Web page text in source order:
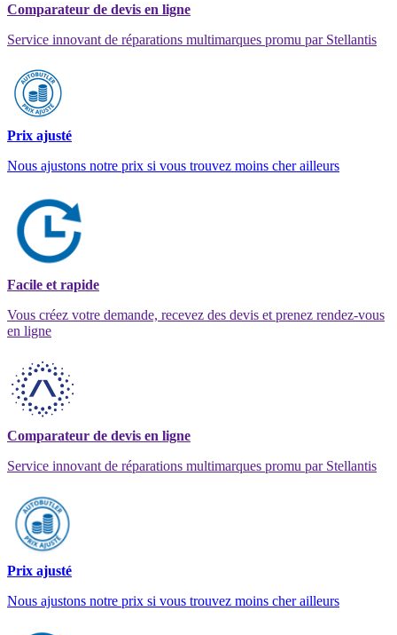
Comparateur de devis en ligne
Service innovant de réparations multimarques promu par Stellantis
Prix ajusté
Nous ajustons notre prix si vous trouvez moins cher ailleurs
Facile et rapide
Vous créez votre demande, recevez des devis et prenez rendez-vous
en ligne
Comparateur de devis en ligne
Service innovant de réparations multimarques promu par Stellantis
Prix ajusté
Nous ajustons notre prix si vous trouvez moins cher ailleurs